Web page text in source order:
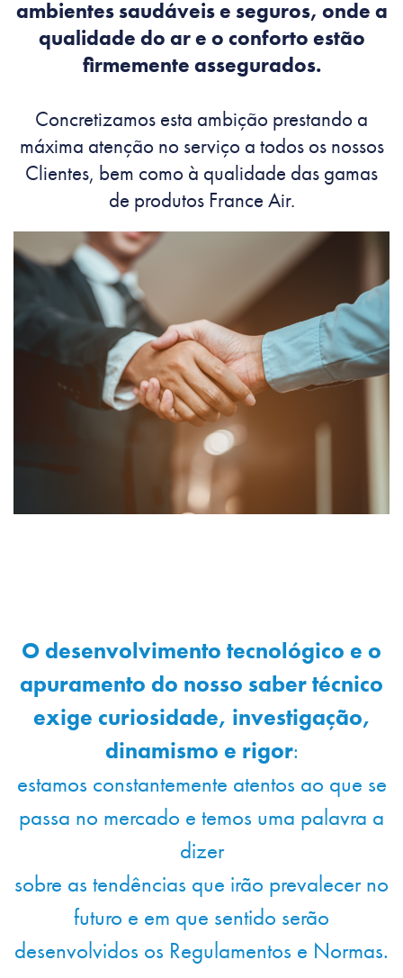
ambientes saudáveis e seguros, onde a
qualidade do ar e o conforto estão
firmemente assegurados.
Concretizamos esta ambição prestando a
máxima atenção no serviço a todos os nossos
Clientes, bem como à qualidade das gamas
de produtos France Air.
O desenvolvimento tecnológico e o
apuramento do nosso saber técnico
exige curiosidade, investigação,
dinamismo e rigor:
estamos constantemente atentos ao que se
passa no mercado e temos uma palavra a
dizer
sobre as tendências que irão prevalecer no
futuro e em que sentido serão
desenvolvidos os Regulamentos e Normas.